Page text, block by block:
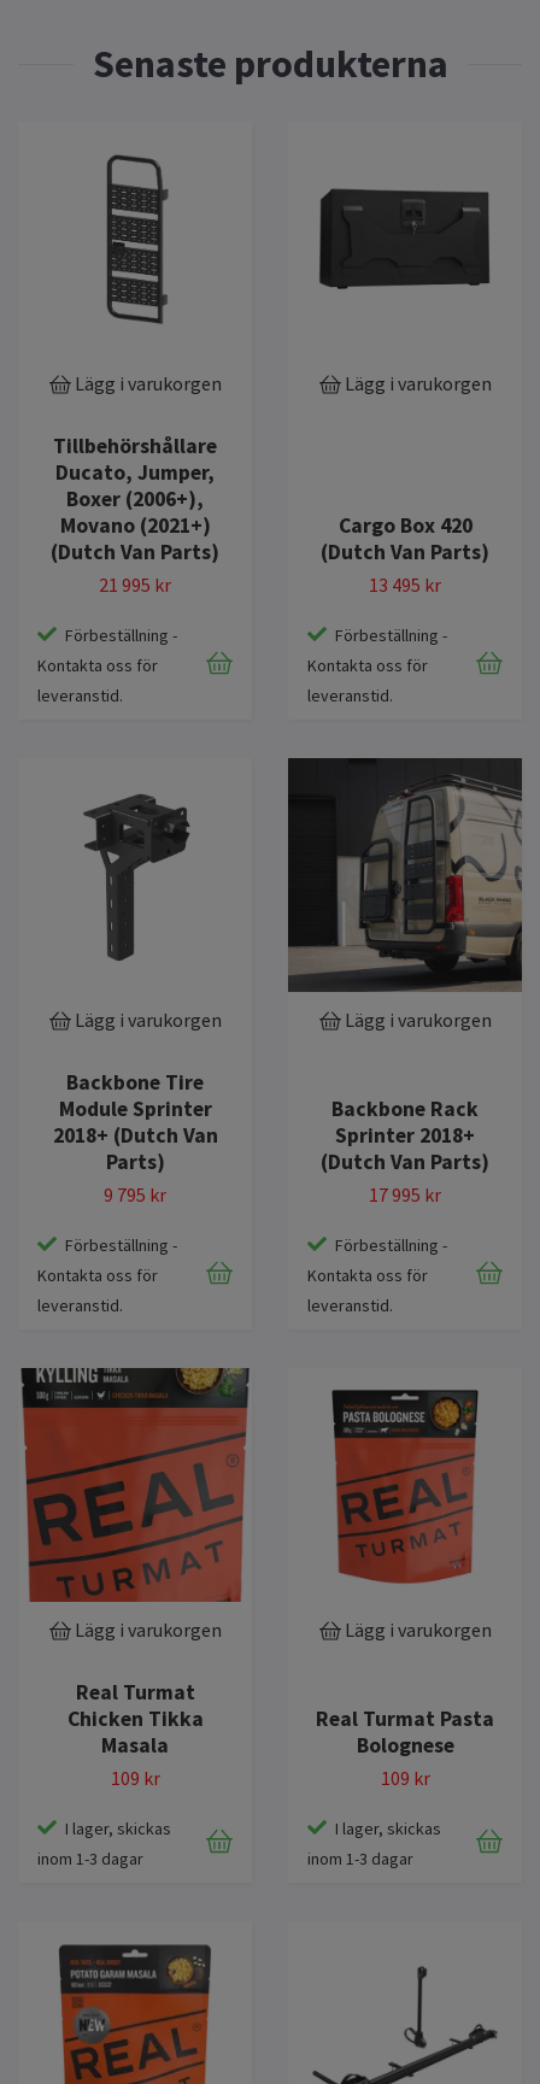
Lägg i varukorgen
Tillbehörshållare
Ducato, Jumper,
Boxer (2006+),
Movano (2021+)
(Dutch Van Parts)
21 995 kr
Förbeställning -
Kontakta oss för
leveranstid.
Lägg i varukorgen
Cargo Box 420
(Dutch Van Parts)
13 495 kr
Förbeställning -
Kontakta oss för
leveranstid.
Lägg i varukorgen
Backbone Tire
Module Sprinter
2018+ (Dutch Van
Parts)
9 795 kr
Förbeställning -
Kontakta oss för
leveranstid.
Lägg i varukorgen
Backbone Rack
Sprinter 2018+
(Dutch Van Parts)
17 995 kr
Förbeställning -
Kontakta oss för
leveranstid.
Lägg i varukorgen
Real Turmat
Chicken Tikka
Masala
109 kr
I lager, skickas
inom 1-3 dagar
Lägg i varukorgen
Real Turmat Pasta
Bolognese
109 kr
I lager, skickas
inom 1-3 dagar